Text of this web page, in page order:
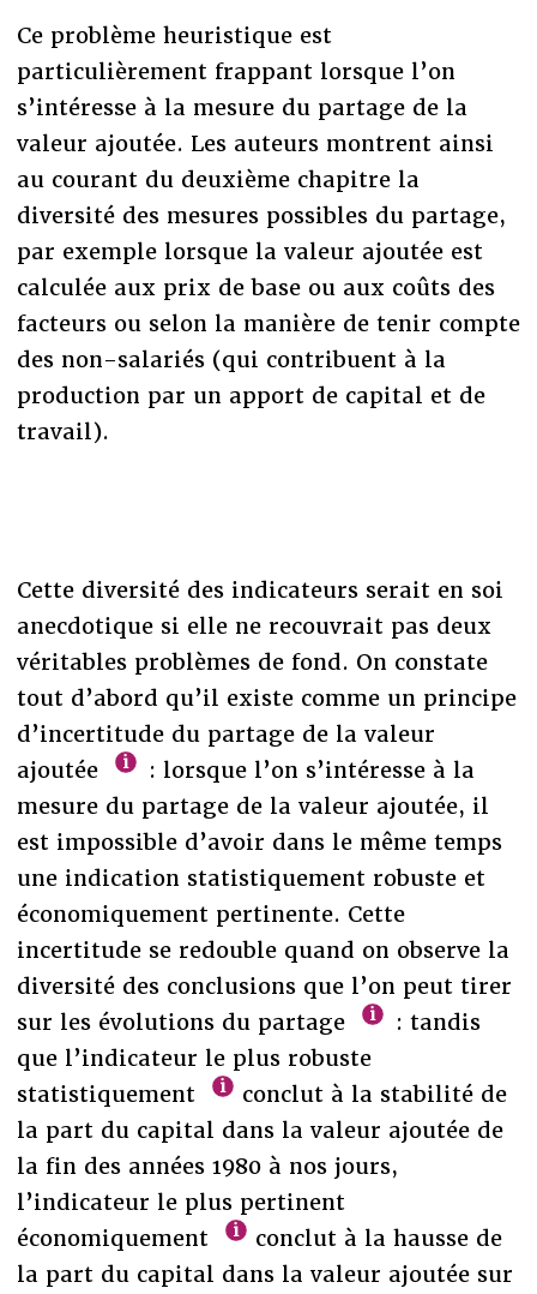
Ce problème heuristique est
particulièrement frappant lorsque l’on
s’intéresse à la mesure du partage de la
valeur ajoutée. Les auteurs montrent ainsi
au courant du deuxième chapitre la
diversité des mesures possibles du partage,
par exemple lorsque la valeur ajoutée est
calculée aux prix de base ou aux coûts des
facteurs ou selon la manière de tenir compte
des non-salariés (qui contribuent à la
production par un apport de capital et de
travail).
Cette diversité des indicateurs serait en soi
anecdotique si elle ne recouvrait pas deux
véritables problèmes de fond. On constate
tout d’abord qu’il existe comme un principe
d’incertitude du partage de la valeur
ajoutée
: lorsque l’on s’intéresse à la
mesure du partage de la valeur ajoutée, il
est impossible d’avoir dans le même temps
une indication statistiquement robuste et
économiquement pertinente. Cette
incertitude se redouble quand on observe la
diversité des conclusions que l’on peut tirer
sur les évolutions du partage
: tandis
que l’indicateur le plus robuste
statistiquement
conclut à la stabilité de
la part du capital dans la valeur ajoutée de
la fin des années 1980 à nos jours,
l’indicateur le plus pertinent
économiquement
conclut à la hausse de
la part du capital dans la valeur ajoutée sur